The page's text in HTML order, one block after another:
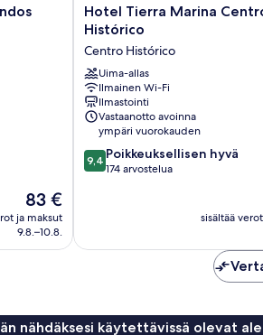
Hinta
on
83 €
83 €
ja maksut
9.8.–10.8.
Hotel
Tierra
Centro
Histórico
Centro
Histórico
Hotel Tierra Marina
Histórico
Centro Histórico
Uima-allas
Ilmainen Wi-Fi
Ilmastointi
Vastaanotto avoinna
ympäri vuorokauden
9.4
kautta
arvostelua
9,4 Poikkeuksellisen hyvä
174 arvostelua
sisältää
nähdäksesi käytettävissä olevat